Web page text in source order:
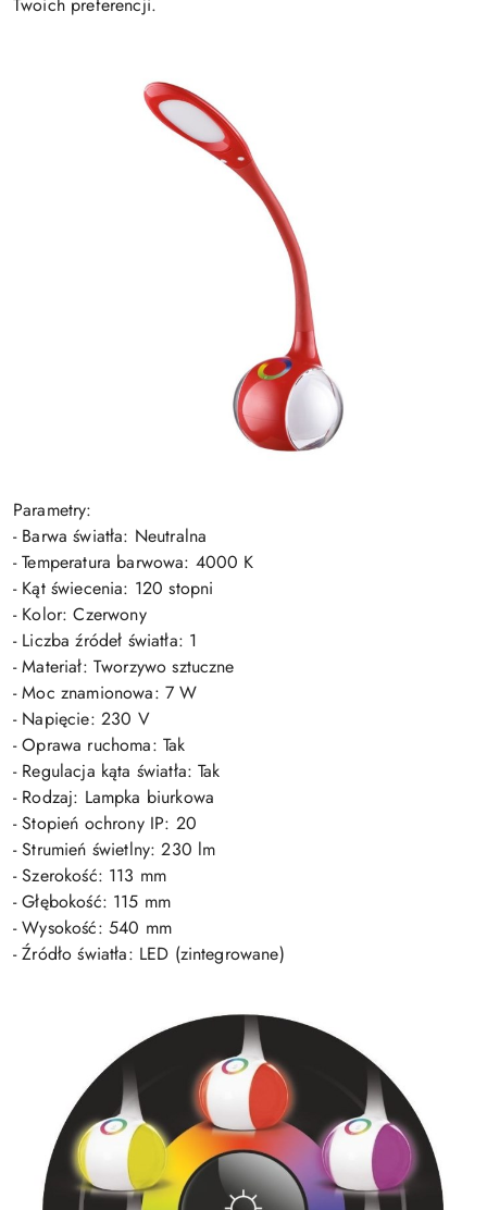
Parametry:
- Barwa światła: Neutralna
- Temperatura barwowa: 4000 K
- Kąt świecenia: 120 stopni
- Kolor: Czerwony
- Liczba źródeł światła: 1
- Materiał: Tworzywo sztuczne
- Moc znamionowa: 7 W
- Napięcie: 230 V
- Oprawa ruchoma: Tak
- Regulacja kąta światła: Tak
- Rodzaj: Lampka biurkowa
- Stopień ochrony IP: 20
- Strumień świetlny: 230 lm
- Szerokość: 113 mm
- Głębokość: 115 mm
- Wysokość: 540 mm
- Źródło światła: LED (zintegrowane)